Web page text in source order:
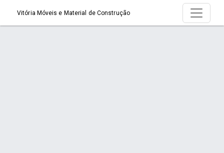
Vitória Móveis e Material de Construção